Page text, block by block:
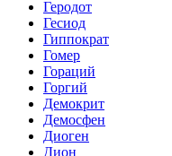
Геродот
Гесиод
Гиппократ
Гомер
Гораций
Горгий
Демокрит
Демосфен
Диоген
Дион